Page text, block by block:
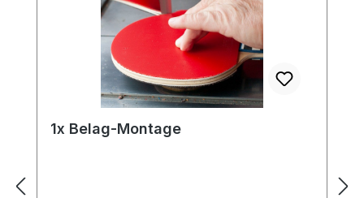
1x Belag-Montage